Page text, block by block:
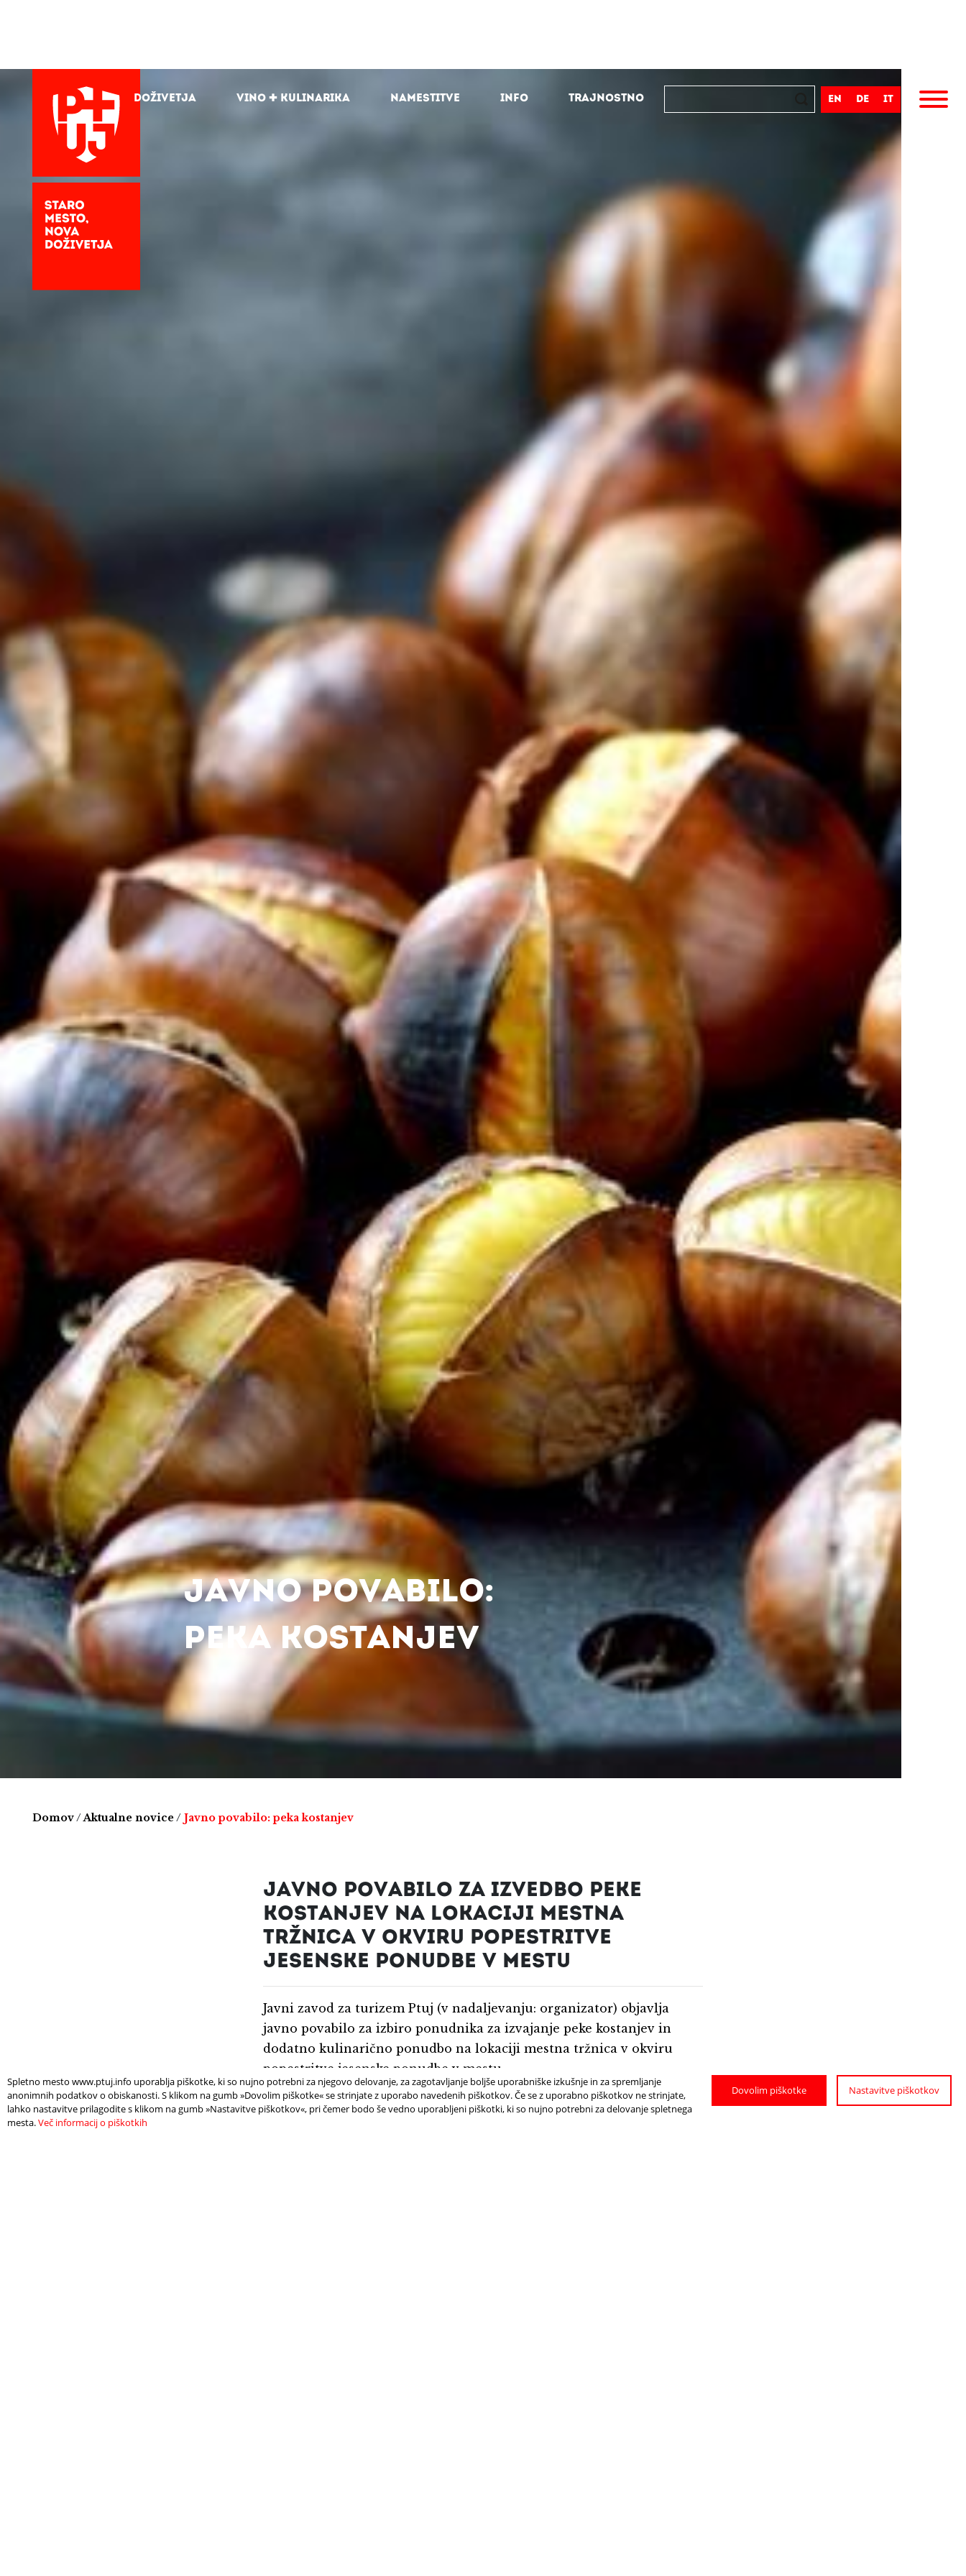
Doživetja Vino + kulinarika Namestitve Info Trajnostno en de it
JAVNO POVABILO:
PEKA KOSTANJEV
Domov/Aktualne novice/ Javno povabilo: peka kostanjev
JAVNO POVABILO ZA IZVEDBO PEKE
KOSTANJEV NA LOKACIJI MESTNA
TRŽNICA V OKVIRU POPESTRITVE
JESENSKE PONUDBE V MESTU
Javni zavod za turizem Ptuj (v nadaljevanju: organizator) objavlja
javno povabilo za izbiro ponudnika za izvajanje peke kostanjev in
dodatno kulinarično ponudbo na lokaciji mestna tržnica v okviru
popestritve jesenske ponudbe v mestu.
Več na tej
Spletno mesto www.ptuj.info uporablja piškotke, ki so nujno potrebni za njegovo delovanje, za zagotavljanje boljše uporabniške izkušnje in za spremljanje
anonimnih podatkov o obiskanosti. S klikom na gumb »Dovolim piškotke« se strinjate z uporabo navedenih piškotkov. Če se z uporabno piškotkov ne strinjate,
lahko nastavitve prilagodite s klikom na gumb »Nastavitve piškotkov«, pri čemer bodo še vedno uporabljeni piškotki, ki so nujno potrebni za delovanje spletnega
mesta.Več informacij o piškotkih
Dovolim piškotke Nastavitve piškotkov